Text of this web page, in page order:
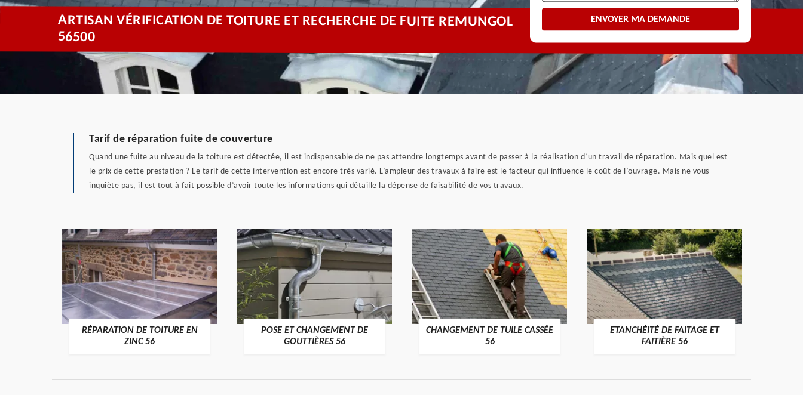
ARTISAN VÉRIFICATION DE TOITURE ET RECHERCHE DE FUITE REMUNGOL
56500
Tarif de réparation fuite de couverture
Quand une fuite au niveau de la toiture est détectée, il est indispensable de ne pas attendre longtemps avant de passer à la réalisation d’un travail de réparation. Mais quel est
le prix de cette prestation ? Le tarif de cette intervention est encore très varié. L’ampleur des travaux à faire est le facteur qui influence le coût de l’ouvrage. Mais ne vous
inquiète pas, il est tout à fait possible d’avoir toute les informations qui détaille la dépense de faisabilité de vos travaux.
>
RÉPARATION DE TOITURE EN
ZINC 56
>
POSE ET CHANGEMENT DE
GOUTTIÈRES 56
>
CHANGEMENT DE TUILE CASSÉE
56
>
ETANCHÉITÉ DE FAITAGE ET
FAITIÈRE 56